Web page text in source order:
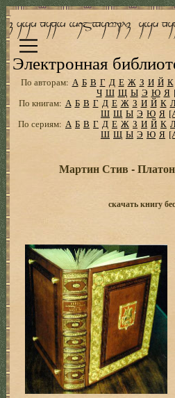
Электронная
По авторам: А Б В Г Д Е Ж З И Й К
Ч Ш Щ Ы Э Ю Я
По книгам: А Б В Г Д Е Ж З И Й К
Ш Щ Ы Э Ю Я
По сериям: А Б В Г Д Е Ж З И Й К
Ш Щ Ы Э Ю Я
Мартин Стив -
скачать книгу